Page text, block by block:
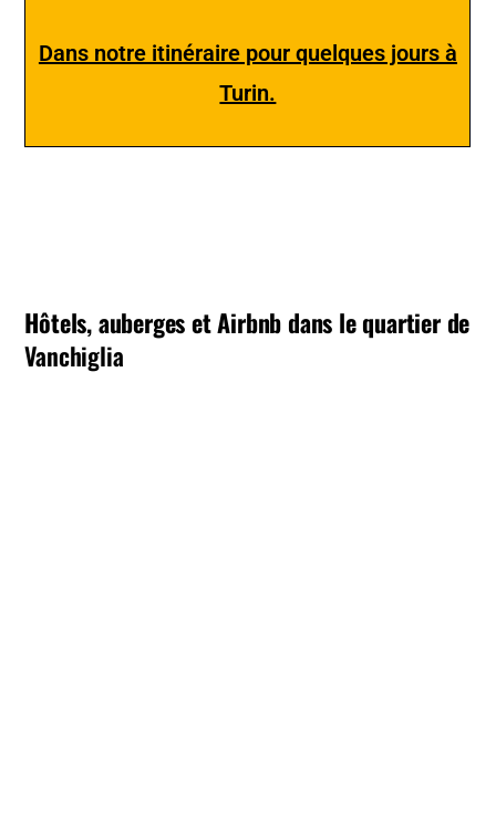
Dans notre itinéraire pour quelques jours à
Turin.
Hôtels, auberges et Airbnb dans le quartier de
Vanchiglia